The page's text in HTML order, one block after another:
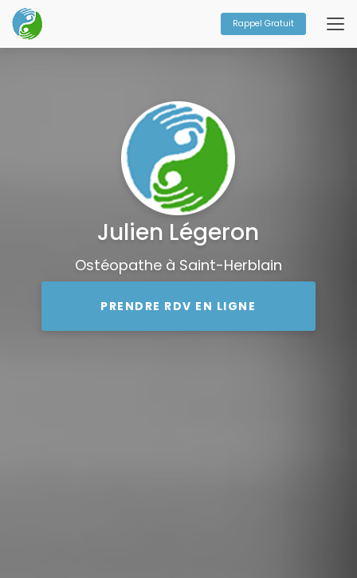
Aller
au
contenu
principal
Rappel Gratuit
Julien Légeron
Ostéopathe à Saint-Herblain
PRENDRE RDV EN LIGNE